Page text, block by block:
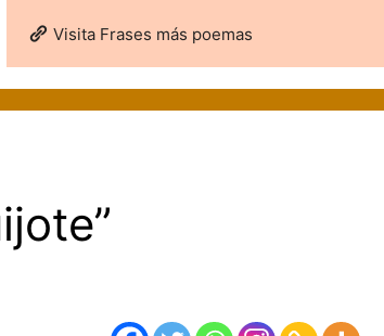
Visita Frases más poemas